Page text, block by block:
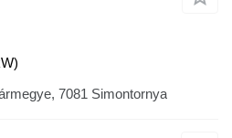
7081 Simontornya